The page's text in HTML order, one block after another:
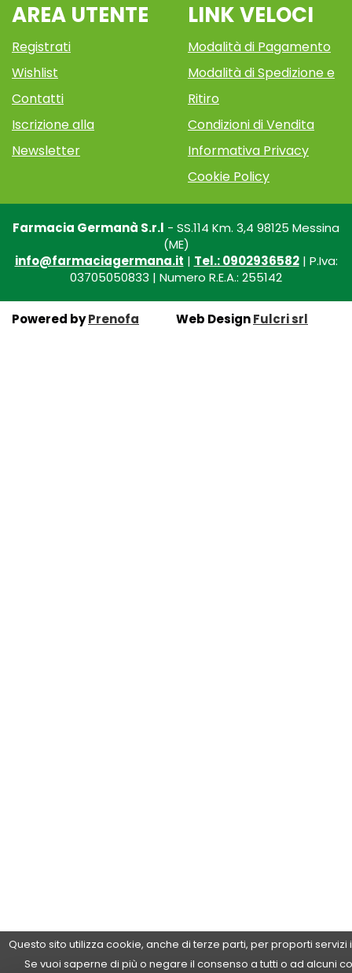
Questo sito utilizza cookie, anche di terze parti, per proporti
Se vuoi saperne di più o negare il consenso a tutti o ad alcuni
AREA UTENTE
Registrati
Wishlist
Contatti
Iscrizione alla
Newsletter
LINK VELOCI
Modalità di Pagamento
Modalità di Spedizione e
Ritiro
Condizioni di Vendita
Informativa Privacy
Cookie Policy
Farmacia Germanà S.r.l - SS.114 Km. 3,4 98125 Messina
(ME)
info@farmaciagermana.it | Tel.: 0902936582| P.Iva:
03705050833 | Numero R.E.A.: 255142
Powered byPrenofa Web DesignFulcri srl